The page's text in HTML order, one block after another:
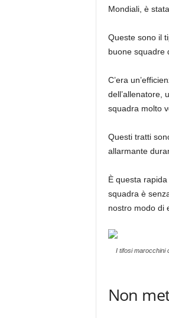
Mondiali, è
Queste sono il
buone squadre
C’era
dell’allenatore,
squadra molto
Questi tratti
allarmante
È questa
squadra è
nostro modo di
I tifosi marocchini
Non